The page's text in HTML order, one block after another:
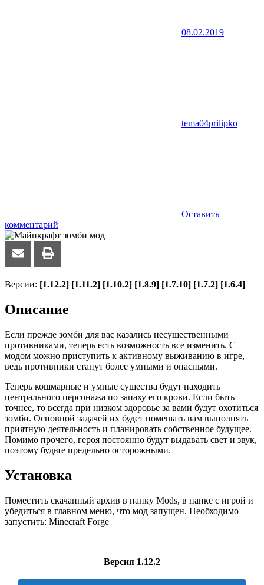
08.02.2019
tema04prilipko
Оставить
комментарий
Версии: [1.12.2] [1.11.2] [1.10.2] [1.8.9] [1.7.10] [1.7.2] [1.6.4]
Описание
Если прежде зомби для вас казались несущественными
противниками, теперь есть возможность все изменить. С
модом можно приступить к активному выживанию в игре,
ведь противники станут более умными и опасными.
Теперь кошмарные и умные существа будут находить
центрального персонажа по запаху его крови. Если быть
точнее, то всегда при низком здоровье за вами будут охотиться
зомби. Основной задачей их будет помешать вам выполнять
приятную деятельность и планировать собственное будущее.
Помимо прочего, героя постоянно будут выдавать свет и звук,
поэтому будьте предельно осторожными.
Установка
Поместить скачанный архив в папку Mods, в папке с игрой и
убедиться в главном меню, что мод запущен. Необходимо
запустить: Minecraft Forge
Версия 1.12.2